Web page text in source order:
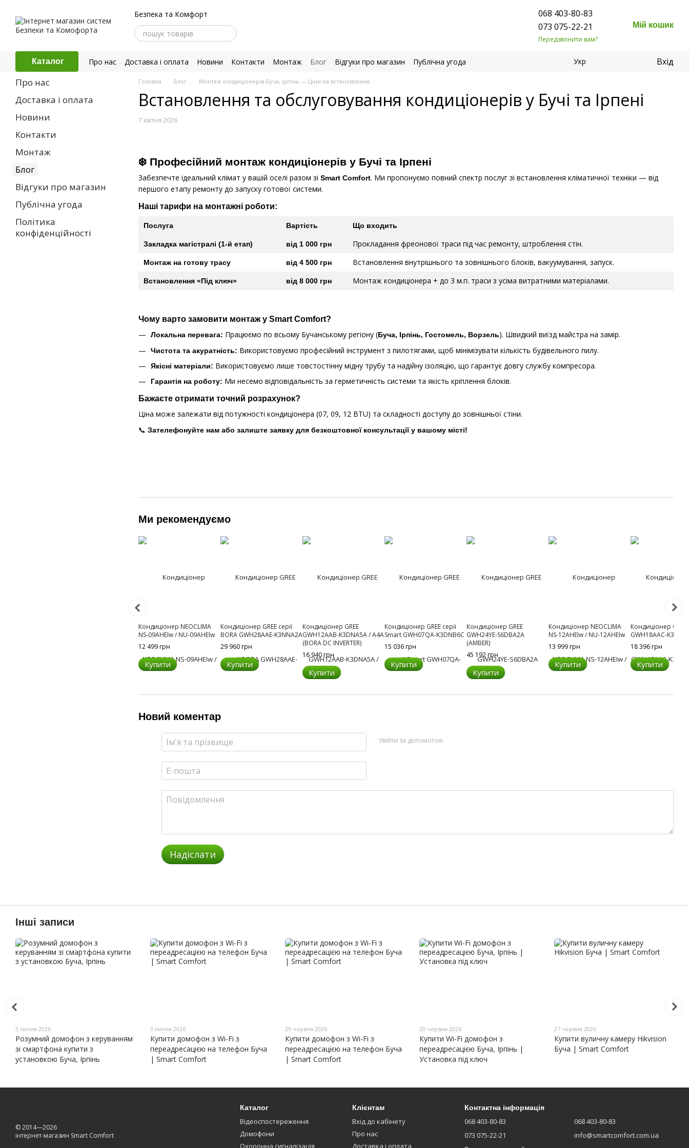
Безпека та Комфорт
068 403-80-83
073 075-22-21
Передзвонити вам?
Мій кошик
Каталог Про нас Доставка і оплата Новини Контакти Монтаж Блог Відгуки про магазин
Публічна угода
Укр Вхід
Головна Блог Монтаж кондиціонерів Буча, Ірпінь — Ціни на встановлення
Встановлення та обслуговування кондиціонерів у Бучі та Ірпені
7 квітня 2026
❄️ Професійний монтаж кондиціонерів у Бучі та Ірпені
Забезпечте ідеальний клімат у вашій оселі разом зі Smart Comfort. Ми пропонуємо повний спектр послуг зі встановлення кліматичної техніки — від
першого етапу ремонту до запуску готової системи.
Наші тарифи на монтажні роботи:
Послуга Вартість Що входить
Закладка магістралі (1-й етап) від 1 000 грн Прокладання фреонової траси під час ремонту, штроблення стін.
Монтаж на готову трасу від 4 500 грн Встановлення внутрішнього та зовнішнього блоків, вакуумування, запуск.
Встановлення «Під ключ» від 8 000 грн Монтаж кондиціонера + до 3 м.п. траси з усіма витратними матеріалами.
Чому варто замовити монтаж у Smart Comfort?
Локальна перевага: Працюємо по всьому Бучанському регіону (Буча, Ірпінь, Гостомель, Ворзель). Швидкий виїзд майстра на замір.
Чистота та акуратність: Використовуємо професійний інструмент з пилотягами, щоб мінімізувати кількість будівельного пилу.
Якісні матеріали: Використовуємо лише товстостінну мідну трубу та надійну ізоляцію, що гарантує довгу службу компресора.
Гарантія на роботу: Ми несемо відповідальність за герметичність системи та якість кріплення блоків.
Бажаєте отримати точний розрахунок?
Ціна може залежати від потужності кондиціонера (07, 09, 12 BTU) та складності доступу до зовнішньої стіни.
📞 Зателефонуйте нам або залиште заявку для безкоштовної консультації у вашому місті!
Ми рекомендуємо
Кондиціонер NEOCLIMA
NS-09AHEIw / NU-09AHEIw
12 499 грн
Купити
Кондиціонер GREE серії
BORA GWH28AAE-K3NNA2A
29 960 грн
Купити
Кондиціонер GREE
GWH12AAB-K3DNA5A / A4A
(BORA DC INVERTER)
16 940 грн
Купити
Кондиціонер GREE серії
Smart GWH07QA-K3DNB6C
15 036 грн
Купити
Кондиціонер GREE
GWH24YE-S6DBA2A
(AMBER)
45 192 грн
Купити
Кондиціонер NEOCLIMA
NS-12AHEIw / NU-12AHEIw
13 999 грн
Купити
Кондиціонер Gree
GWH18AAC-
18 396 грн
Купити
Новий коментар
Увійти за допомогою
Надіслати
Про нас
Доставка і оплата
Новини
Контакти
Монтаж
Блог
Відгуки про магазин
Публічна угода
Політика
конфіденційності
Інші записи
3 липня 2026
Розумний домофон з керуванням
зі смартфона купити з
установкою Буча, Ірпінь
3 липня 2026
Купити домофон з Wi-Fi з
переадресацією на телефон Буча
| Smart Comfort
29 червня 2026
Купити домофон з Wi-Fi з
переадресацією на телефон Буча
| Smart Comfort
29 червня 2026
Купити Wi-Fi домофон з
переадресацією Буча, Ірпінь |
Установка під ключ
27 червня 2026
Купити вуличну камеру Hikvision
Буча | Smart Comfort
© 2014—2026
інтернет-магазин Smart Comfort
Каталог
Відеоспостереження
Домофони
Охоронна сигналізація
Клієнтам
Вхід до кабінету
Про нас
Доставка і оплата
Контактна інформація
068 403-80-83
073 075-22-21
068 403-80-83
info@smartcomfort.com.ua